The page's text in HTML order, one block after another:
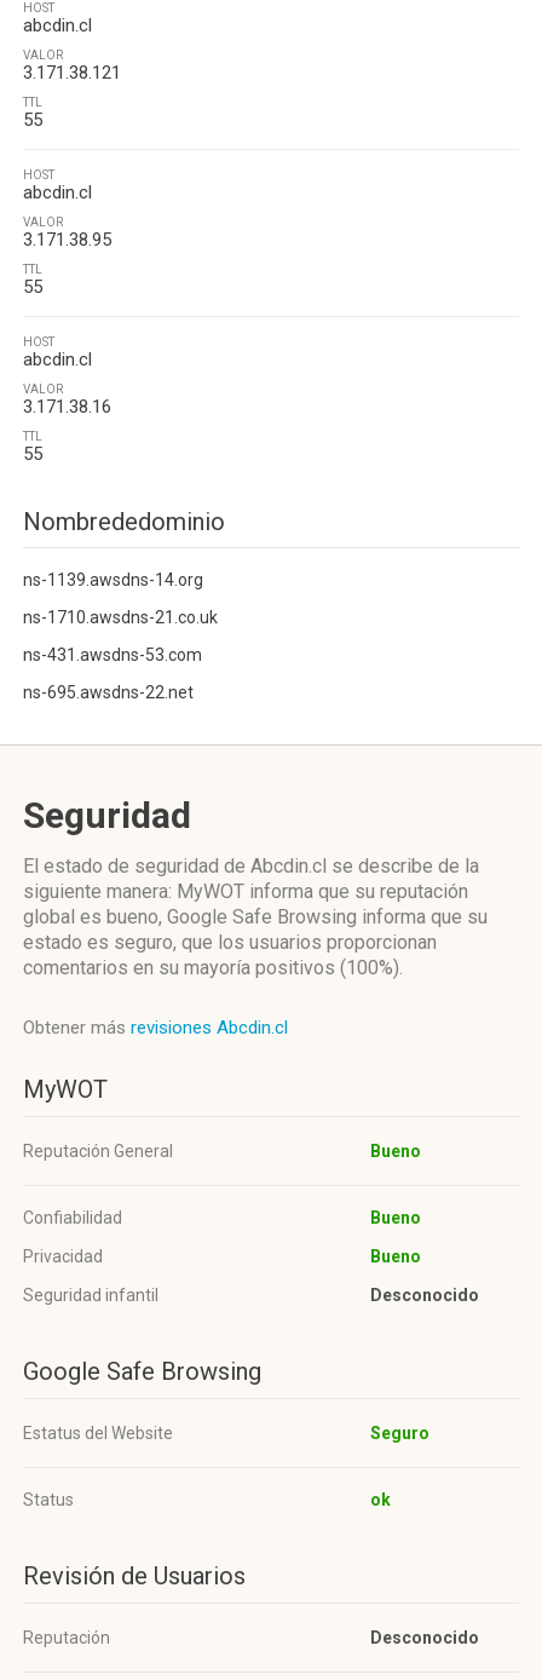
HOST
abcdin.cl
VALOR
3.171.38.121
TTL
55
HOST
abcdin.cl
VALOR
3.171.38.95
TTL
55
HOST
abcdin.cl
VALOR
3.171.38.16
TTL
55
Nombrededominio
ns-1139.awsdns-14.org
ns-1710.awsdns-21.co.uk
ns-431.awsdns-53.com
ns-695.awsdns-22.net
Seguridad
El estado de seguridad de Abcdin.cl se describe de la
siguiente manera: MyWOT informa que su reputación
global es bueno, Google Safe Browsing informa que su
estado es seguro, que los usuarios proporcionan
comentarios en su mayoría positivos (100%).
Obtener más revisiones Abcdin.cl
MyWOT
Reputación General Bueno
Confiabilidad
Bueno
Privacidad
Bueno
Seguridad infantil
Desconocido
Google Safe Browsing
Estatus del Website Seguro
Status ok
Revisión de Usuarios
Reputación Desconocido